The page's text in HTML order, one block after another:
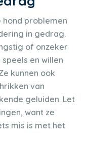
hond problemen
in gedrag.
of onzeker
en willen
kunnen ook
van
geluiden. Let
want ze
mis is met het